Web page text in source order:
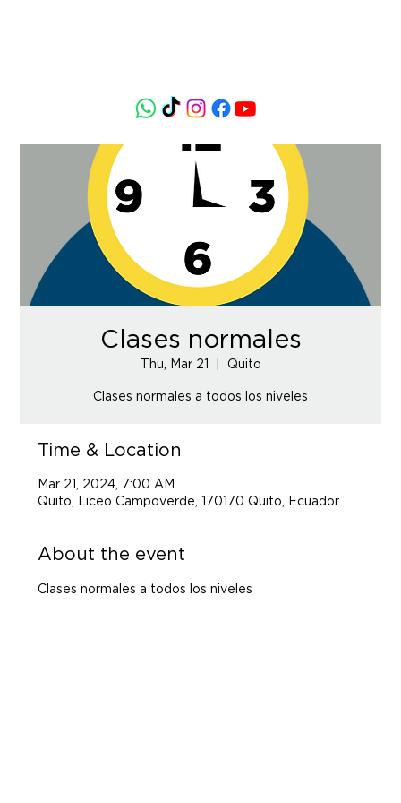
Clases normales
Thu, Mar 21 Quito
Clases normales a todos los niveles
Time & Location
Mar 21, 2024, 7:00 AM
Quito, Liceo Campoverde, 170170 Quito, Ecuador
About the event
Clases normales a todos los niveles